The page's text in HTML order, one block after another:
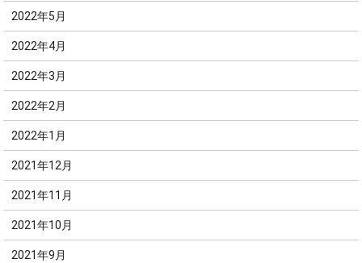
2022年5月
2022年4月
2022年3月
2022年2月
2022年1月
2021年12月
2021年11月
2021年10月
2021年9月